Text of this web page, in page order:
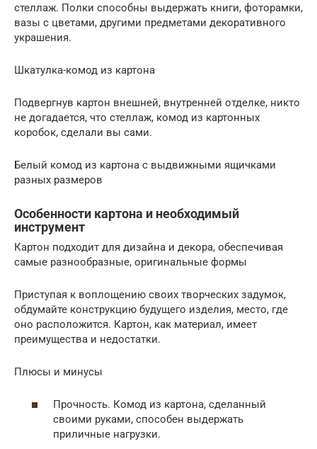
стеллаж. Полки способны выдержать книги, фоторамки,
вазы с цветами, другими предметами декоративного
украшения.
Шкатулка-комод из картона
Подвергнув картон внешней, внутренней отделке, никто
не догадается, что стеллаж, комод из картонных
коробок, сделали вы сами.
Белый комод из картона с выдвижными ящичками
разных размеров
Особенности картона и необходимый
инструмент
Картон подходит для дизайна и декора, обеспечивая
самые разнообразные, оригинальные формы
Приступая к воплощению своих творческих задумок,
обдумайте конструкцию будущего изделия, место, где
оно расположится. Картон, как материал, имеет
преимущества и недостатки.
Плюсы и минусы
Прочность. Комод из картона, сделанный
своими руками, способен выдержать
приличные нагрузки.